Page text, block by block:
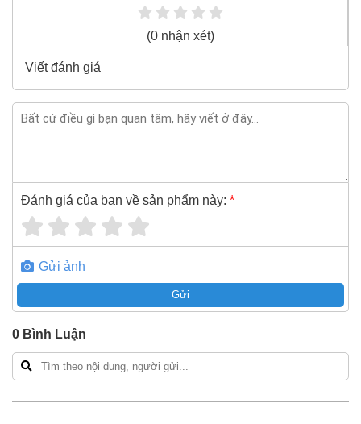
Bao 1 đổi 1 trong 24 giờ
Nếu bạn cần thêm thông tin củaCáp điện hạ thế chống
cháy 3 pha bọc mica Sino FR-CV Cu/Mica/XLPE/FR-
(0 nhận xét)
Viết đánh giá
Đánh giá của bạn về sản phẩm này: *
Gửi ảnh
Gửi
0 Bình Luận